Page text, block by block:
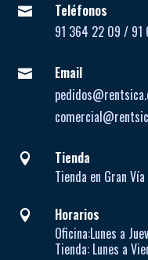

Teléfonos
91 364 22 09 / 91

Email

Tienda
Tienda en Gran

Horarios
Oficina:Lunes a
Tienda: Lunes a